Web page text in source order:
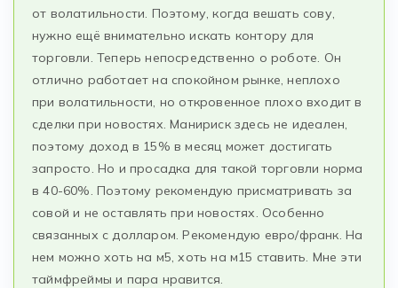
от волатильности. Поэтому, когда вешать сову,
нужно ещё внимательно искать контору для
торговли. Теперь непосредственно о роботе. Он
отлично работает на спокойном рынке, неплохо
при волатильности, но откровенное плохо входит в
сделки при новостях. Манириск здесь не идеален,
поэтому доход в 15% в месяц может достигать
запросто. Но и просадка для такой торговли норма
в 40-60%. Поэтому рекомендую присматривать за
совой и не оставлять при новостях. Особенно
связанных с долларом. Рекомендую евро/франк. На
нем можно хоть на м5, хоть на м15 ставить. Мне эти
таймфреймы и пара нравится.